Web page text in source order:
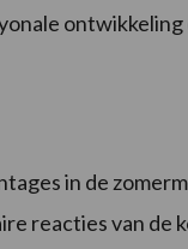
ontwikkeling
in de
reacties van de